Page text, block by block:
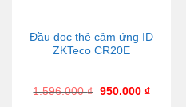
Đầu đọc thẻ cảm ứng ID
ZKTeco CR20E
1.596.000₫ 950.000 ₫